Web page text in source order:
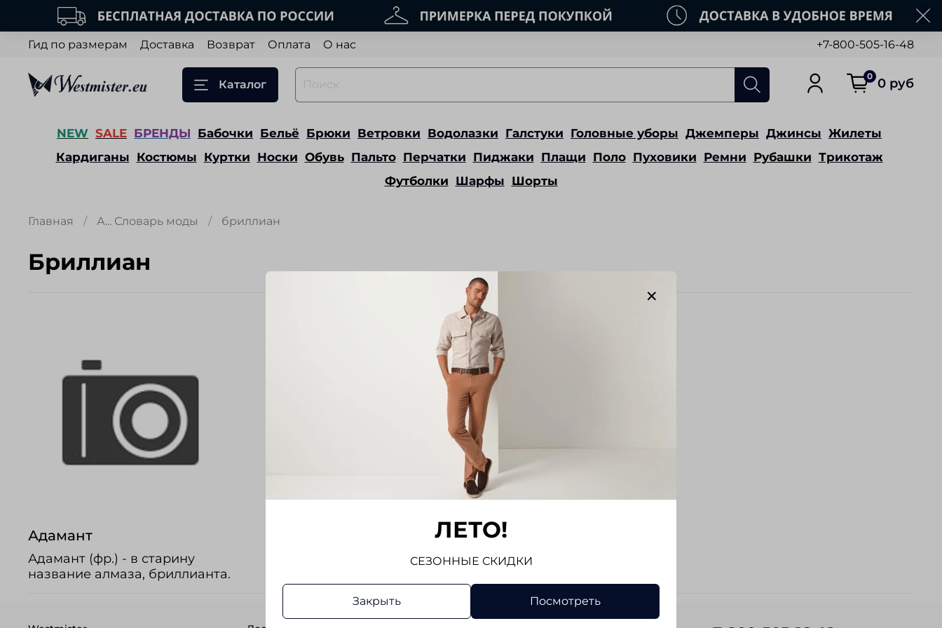
Гид по размерам Доставка Возврат Оплата О нас +7-800-505-16-48
Каталог
0 0 руб
NEW SALE БРЕНДЫ Бабочки Бельё Брюки Ветровки Водолазки Галстуки Головные уборы Джемперы Джинсы Жилеты
Кардиганы Костюмы Куртки Носки Обувь Пальто Перчатки Пиджаки Плащи Поло Пуховики Ремни Рубашки Трикотаж
Футболки Шарфы Шорты
Главная А... Словарь моды бриллиан
бриллиан
Адамант
Адамант (фр.) - в старину
название алмаза, бриллианта.
ЛЕТО!
СЕЗОННЫЕ СКИДКИ
Закрыть Посмотреть